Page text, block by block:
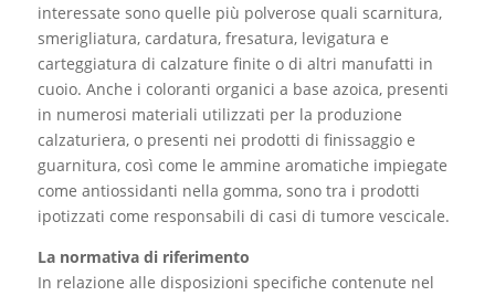
interessate sono quelle più polverose quali scarnitura,
smerigliatura, cardatura, fresatura, levigatura e
carteggiatura di calzature finite o di altri manufatti in
cuoio. Anche i coloranti organici a base azoica, presenti
in numerosi materiali utilizzati per la produzione
calzaturiera, o presenti nei prodotti di finissaggio e
guarnitura, così come le ammine aromatiche impiegate
come antiossidanti nella gomma, sono tra i prodotti
ipotizzati come responsabili di casi di tumore vescicale.
La normativa di riferimento
In relazione alle disposizioni specifiche contenute nel